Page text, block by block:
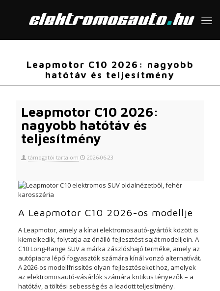
Leapmotor C10 2026: nagyobb
hatótáv és teljesítmény
Leapmotor C10 2026:
nagyobb hatótáv és
teljesítmény
támogatói tartalom 2026-06-23
A Leapmotor C10 2026-os modellje
A Leapmotor, amely a kínai elektromosautó-gyártók között is
kiemelkedik, folytatja az önálló fejlesztést saját modelljein. A
C10 Long-Range SUV a márka zászlóshajó terméke, amely az
autópiacra lépő fogyasztók számára kínál vonzó alternatívát.
A 2026-os modellfrissítés olyan fejlesztéseket hoz, amelyek
az elektromosautó-vásárlók számára kritikus tényezők – a
hatótáv, a töltési sebesség és a leadott teljesítmény.